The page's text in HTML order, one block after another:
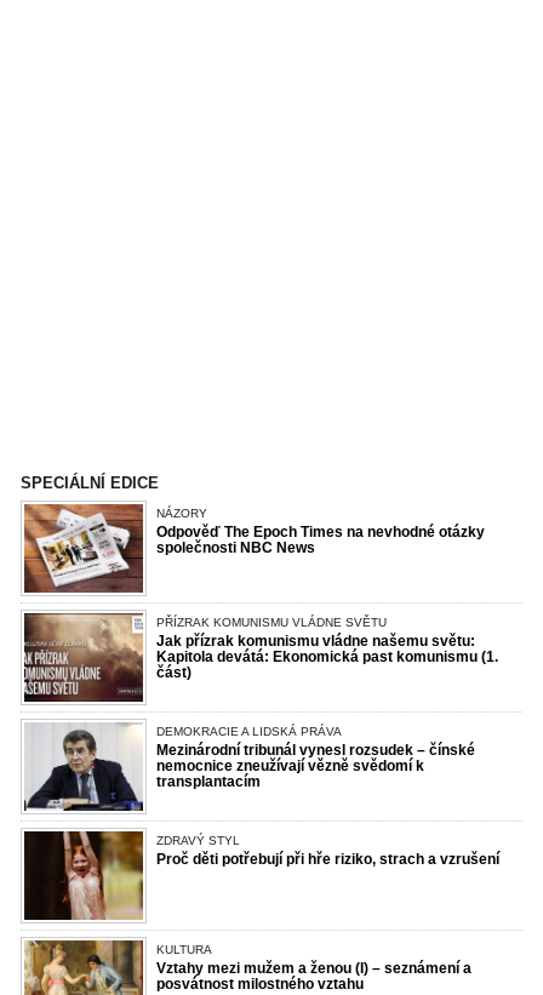
SPECIÁLNÍ EDICE
NÁZORY
Odpověď The Epoch Times na nevhodné otázky
společnosti NBC News
PŘÍZRAK KOMUNISMU VLÁDNE SVĚTU
Jak přízrak komunismu vládne našemu světu:
Kapitola devátá: Ekonomická past komunismu (1.
část)
DEMOKRACIE A LIDSKÁ PRÁVA
Mezinárodní tribunál vynesl rozsudek – čínské
nemocnice zneužívají vězně svědomí k
transplantacím
ZDRAVÝ STYL
Proč děti potřebují při hře riziko, strach a vzrušení
KULTURA
Vztahy mezi mužem a ženou (I) – seznámení a
posvátnost milostného vztahu